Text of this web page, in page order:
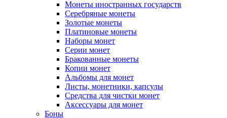
Монеты иностранных государств
Серебряные монеты
Золотые монеты
Платиновые монеты
Наборы монет
Серии монет
Бракованные монеты
Копии монет
Альбомы для монет
Листы, монетники, капсулы
Средства для чистки монет
Аксессуары для монет
Боны